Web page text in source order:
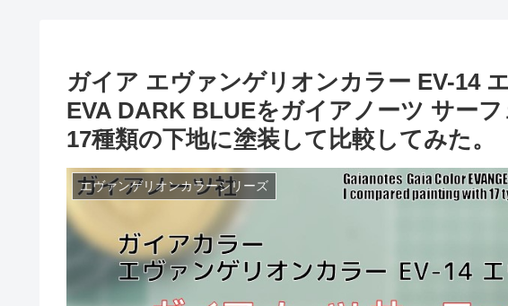
ガイア エヴァンゲリオンカラー EV-14
EVA DARK BLUEをガイアノーツ サー
17種類の下地に塗装して比較してみた。
エヴァンゲリオンカラーシリーズ